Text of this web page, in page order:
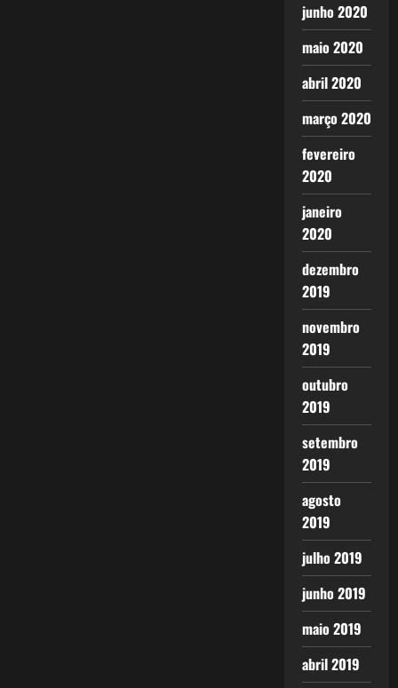
junho 2020
maio 2020
abril 2020
março 2020
fevereiro
2020
janeiro
2020
dezembro
2019
novembro
2019
outubro
2019
setembro
2019
agosto
2019
julho 2019
junho 2019
maio 2019
abril 2019